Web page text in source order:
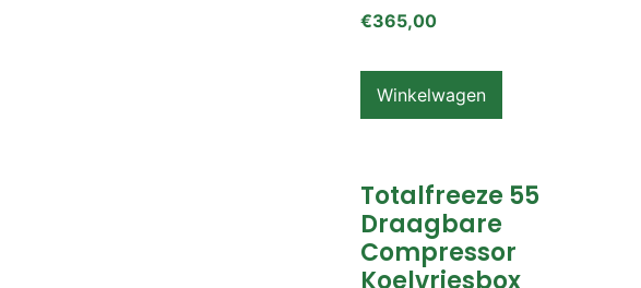
€365,00
Winkelwagen
Totalfreeze 55
Draagbare
Compressor
Koelvriesbox